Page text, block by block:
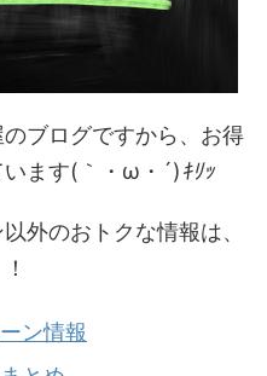
ブログですから、お得
います(｀・ω・´)ｷﾘｯ
外のおトクな情報は、
ン情報